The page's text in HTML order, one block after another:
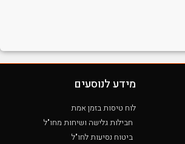
מידע לנוסעים
לוח טיסות בזמן אמת
חבילות גלישה ושיחות מחו"ל
ביטוח נסיעות לחו"ל